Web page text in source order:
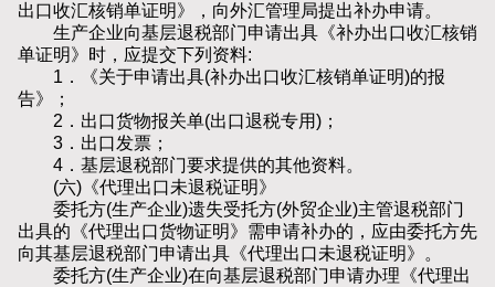
出口收汇核销单证明》，向外汇管理局提出补办申请。
生产企业向基层退税部门申请出具《补办出口收汇核销
单证明》时，应提交下列资料:
1．《关于申请出具(补办出口收汇核销单证明)的报
告》；
2．出口货物报关单(出口退税专用)；
3．出口发票；
4．基层退税部门要求提供的其他资料。
(六)《代理出口未退税证明》
委托方(生产企业)遗失受托方(外贸企业)主管退税部门
出具的《代理出口货物证明》需申请补办的，应由委托方先
向其基层退税部门申请出具《代理出口未退税证明》。
委托方(生产企业)在向基层退税部门申请办理《代理出